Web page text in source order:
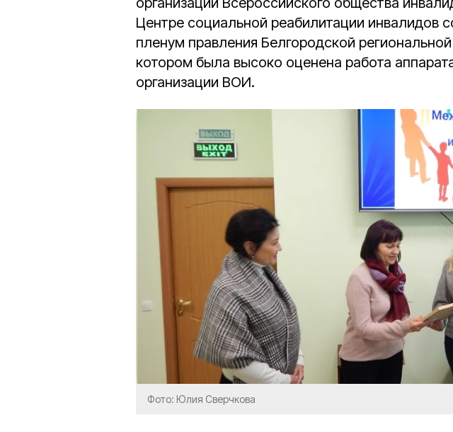
Центре социальной реабилитации инвалидов
пленум правления Белгородской
котором была высоко оценена работа
организации ВОИ.
Фото: Юлия Сверчкова